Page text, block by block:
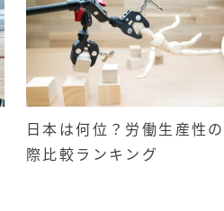
日本は何位？労働生産性
際比較ランキング